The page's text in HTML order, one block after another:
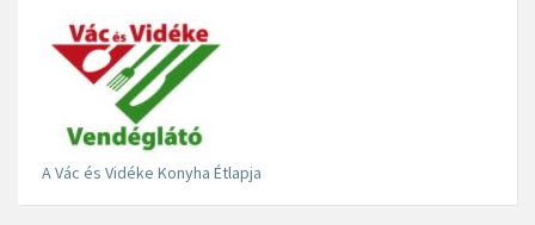
A Vác és Vidéke Konyha Étlapja